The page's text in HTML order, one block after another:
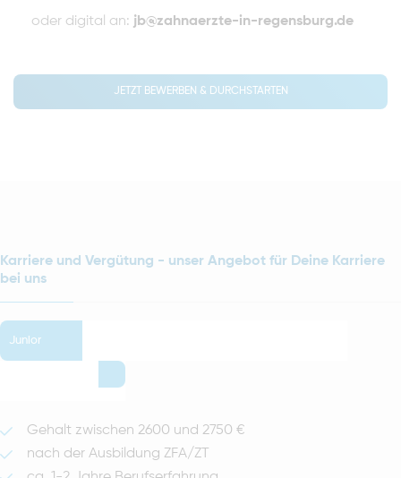
oder digital an: jb@zahnaerzte-in-regensburg.de
JETZT BEWERBEN & DURCHSTARTEN
Karriere und Vergütung - unser Angebot für Deine Karriere
bei uns
Junior
Gehalt zwischen 2600 und 2750 €
nach der Ausbildung ZFA/ZT